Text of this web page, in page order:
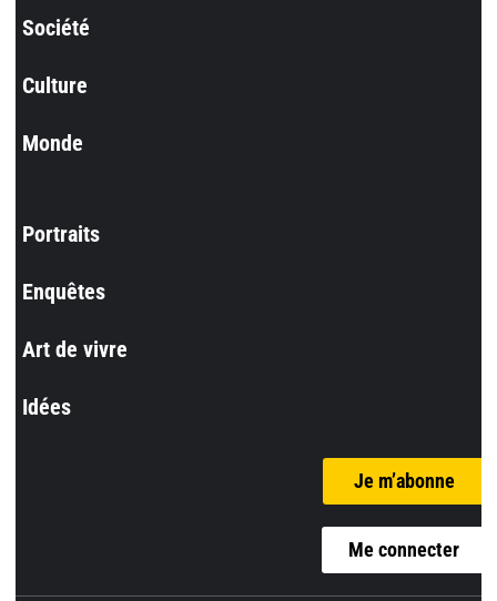
Société
Culture
Monde
Portraits
Enquêtes
Art de vivre
Idées
Je m’abonne
Me connecter